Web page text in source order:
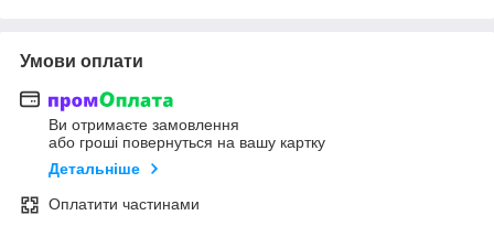
Умови оплати
Ви отримаєте замовлення
або гроші повернуться на вашу картку
Детальніше
Оплатити частинами